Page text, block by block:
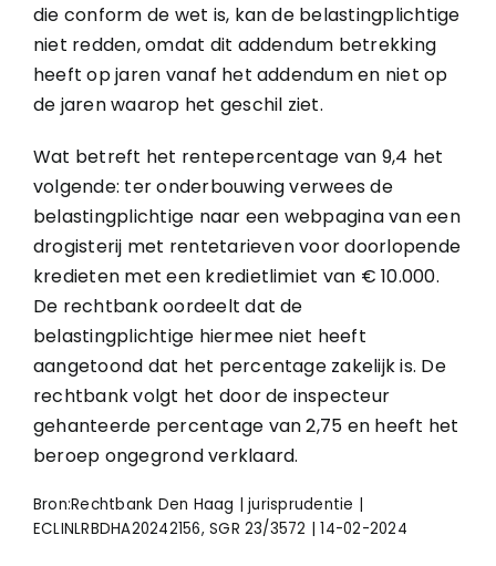
die conform de wet is, kan de belastingplichtige
niet redden, omdat dit addendum betrekking
heeft op jaren vanaf het addendum en niet op
de jaren waarop het geschil ziet.
Wat betreft het rentepercentage van 9,4 het
volgende: ter onderbouwing verwees de
belastingplichtige naar een webpagina van een
drogisterij met rentetarieven voor doorlopende
kredieten met een kredietlimiet van € 10.000.
De rechtbank oordeelt dat de
belastingplichtige hiermee niet heeft
aangetoond dat het percentage zakelijk is. De
rechtbank volgt het door de inspecteur
gehanteerde percentage van 2,75 en heeft het
beroep ongegrond verklaard.
Bron:Rechtbank Den Haag | jurisprudentie |
ECLINLRBDHA20242156, SGR 23/3572 | 14-02-2024